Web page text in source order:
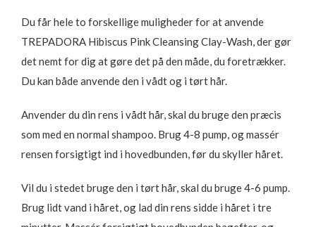
Du får hele to forskellige muligheder for at anvende
TREPADORA Hibiscus Pink Cleansing Clay-Wash, der gør
det nemt for dig at gøre det på den måde, du foretrækker.
Du kan både anvende den i vådt og i tørt hår.
Anvender du din rens i vådt hår, skal du bruge den præcis
som med en normal shampoo. Brug 4-8 pump, og massér
rensen forsigtigt ind i hovedbunden, før du skyller håret.
Vil du i stedet bruge den i tørt hår, skal du bruge 4-6 pump.
Brug lidt vand i håret, og lad din rens sidde i håret i tre